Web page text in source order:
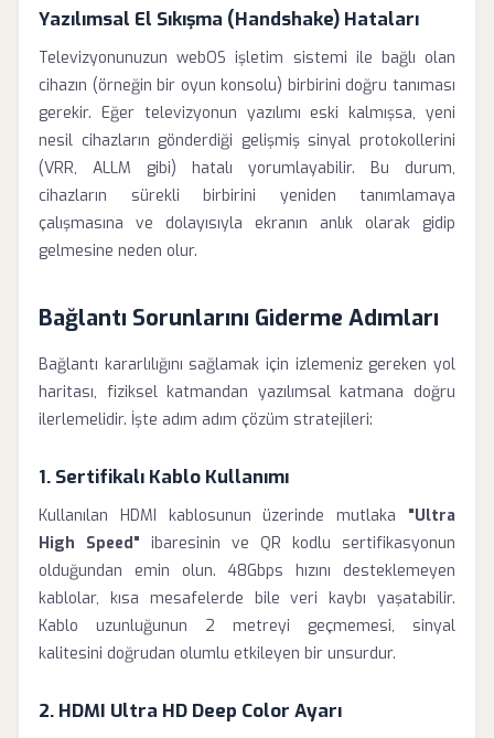
Yazılımsal El Sıkışma (Handshake) Hataları
Televizyonunuzun webOS işletim sistemi ile bağlı olan
cihazın (örneğin bir oyun konsolu) birbirini doğru tanıması
gerekir. Eğer televizyonun yazılımı eski kalmışsa, yeni
nesil cihazların gönderdiği gelişmiş sinyal protokollerini
(VRR, ALLM gibi) hatalı yorumlayabilir. Bu durum,
cihazların sürekli birbirini yeniden tanımlamaya
çalışmasına ve dolayısıyla ekranın anlık olarak gidip
gelmesine neden olur.
Bağlantı Sorunlarını Giderme Adımları
Bağlantı kararlılığını sağlamak için izlemeniz gereken yol
haritası, fiziksel katmandan yazılımsal katmana doğru
ilerlemelidir. İşte adım adım çözüm stratejileri:
1. Sertifikalı Kablo Kullanımı
Kullanılan HDMI kablosunun üzerinde mutlaka "Ultra
High Speed" ibaresinin ve QR kodlu sertifikasyonun
olduğundan emin olun. 48Gbps hızını desteklemeyen
kablolar, kısa mesafelerde bile veri kaybı yaşatabilir.
Kablo uzunluğunun 2 metreyi geçmemesi, sinyal
kalitesini doğrudan olumlu etkileyen bir unsurdur.
2. HDMI Ultra HD Deep Color Ayarı